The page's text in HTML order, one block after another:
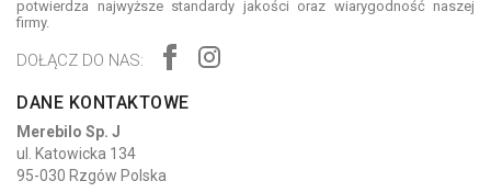
potwierdza najwyższe standardy jakości oraz wiarygodność naszej
firmy.
DOŁĄCZ DO NAS:
DANE KONTAKTOWE
Merebilo Sp. J
ul. Katowicka 134
95-030 Rzgów Polska